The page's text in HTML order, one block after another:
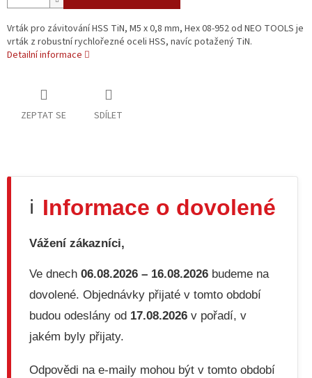
Vrták pro závitování HSS TiN, M5 x 0,8 mm, Hex 08-952 od NEO TOOLS je
vrták z robustní rychlořezné oceli HSS, navíc potažený TiN.
Detailní informace
ZEPTAT SE SDÍLET
ℹ️ Informace o dovolené
Vážení zákazníci,
Ve dnech 06.08.2026 – 16.08.2026 budeme na
dovolené. Objednávky přijaté v tomto období
budou odeslány od 17.08.2026 v pořadí, v
jakém byly přijaty.
Odpovědi na e-maily mohou být v tomto období